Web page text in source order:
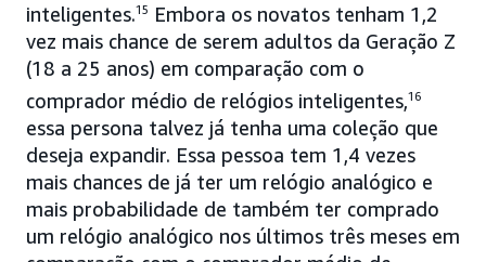
inteligentes.15
Embora os novatos tenham 1,2
vez mais chance de serem adultos da Geração Z
(18 a 25 anos) em comparação com o
comprador médio de relógios inteligentes,16
essa persona talvez já tenha uma coleção que
deseja expandir. Essa pessoa tem 1,4 vezes
mais chances de já ter um relógio analógico e
mais probabilidade de também ter comprado
um relógio analógico nos últimos três meses em